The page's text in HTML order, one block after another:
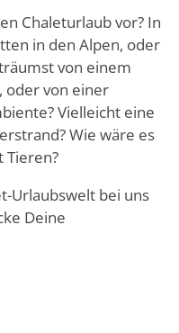
Chaleturlaub vor? In
in den Alpen, oder
von einem
oder von einer
Vielleicht eine
Wie wäre es
Urlaubswelt bei uns
Deine